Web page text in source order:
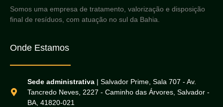
Somos uma empresa de tratamento, valorização e disposição
final de resíduos, com atuação no sul da Bahia.
Onde Estamos
Sede administrativa | Salvador Prime, Sala 707 - Av.
Tancredo Neves, 2227 - Caminho das Árvores, Salvador -
BA, 41820-021